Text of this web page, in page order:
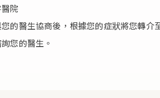
院
的醫生協商後，根據您的症狀將您轉介
您的醫生。